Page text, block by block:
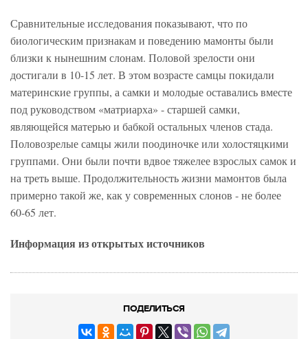
Сравнительные исследования показывают, что по
биологическим признакам и поведению мамонты были
близки к нынешним слонам. Половой зрелости они
достигали в 10-15 лет. В этом возрасте самцы покидали
материнские группы, а самки и молодые оставались вместе
под руководством «матриарха» - старшей самки,
являющейся матерью и бабкой остальных членов стада.
Половозрелые самцы жили поодиночке или холостяцкими
группами. Они были почти вдвое тяжелее взрослых самок и
на треть выше. Продолжительность жизни мамонтов была
примерно такой же, как у современных слонов - не более
60-65 лет.
Информация из открытых источников
ПОДЕЛИТЬСЯ